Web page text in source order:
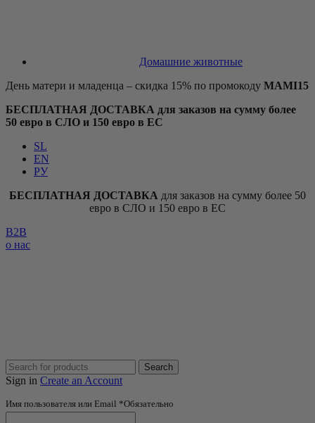
Домашние животные
День матери и младенца – скидка 15% по промокоду MAMI15
БЕСПЛАТНАЯ ДОСТАВКА для заказов на сумму более
50 евро в СЛО и 150 евро в ЕС
SL
EN
РУ
БЕСПЛАТНАЯ ДОСТАВКА для заказов на сумму более 50
евро в СЛО и 150 евро в ЕС
B2B
о нас
Search
Sign in Create an Account
Имя пользователя или Email *Обязательно